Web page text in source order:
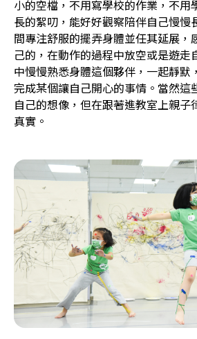
小的空檔，不用寫學校的作業，不用
長的絮叨，能好好觀察陪伴自己慢慢
間專注舒服的擺弄身體並任其延展，
己的，在動作的過程中放空或是遊走
中慢慢熟悉身體這個夥伴，一起靜默
完成某個讓自己開心的事情。當然這
自己的想像，但在跟著進教室上親子
真實。